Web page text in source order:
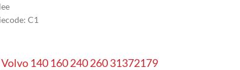
C1
140 160 240 260 31372179